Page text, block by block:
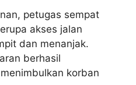
petugas sempat
akses jalan
dan menanjak.
berhasil
korban